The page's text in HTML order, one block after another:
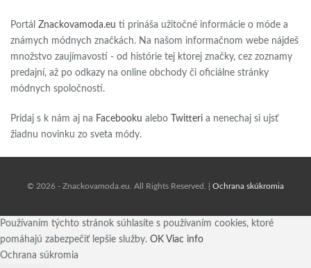
Portál Znackovamoda.eu ti prináša užitočné informácie o móde a
známych módnych značkách. Na našom informačnom webe nájdeš
množstvo zaujímavostí - od histórie tej ktorej značky, cez zoznamy
predajní, až po odkazy na online obchody či oficiálne stránky
módnych spoločností.
Pridaj s k nám aj na Facebooku alebo Twitteri a nenechaj si ujsť
žiadnu novinku zo sveta módy.
© 2026 - Znackovamoda.eu. All Rights Reserved. | Ochrana skúkromia
Používaním týchto stránok súhlasíte s používaním cookies, ktoré
pomáhajú zabezpečiť lepšie služby. OK Viac info
Ochrana súkromia